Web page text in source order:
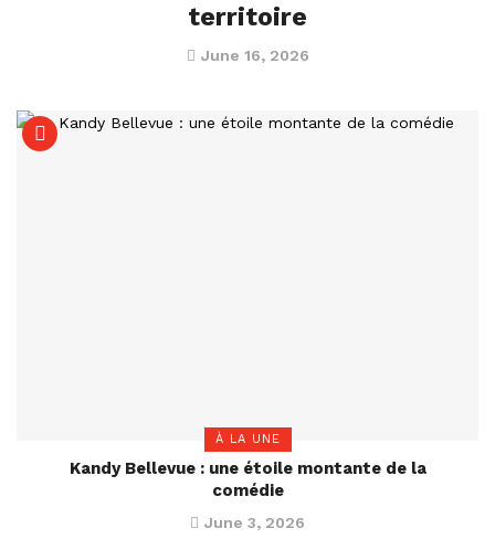
territoire
June 16, 2026
À LA UNE
Kandy Bellevue : une étoile montante de la
comédie
June 3, 2026